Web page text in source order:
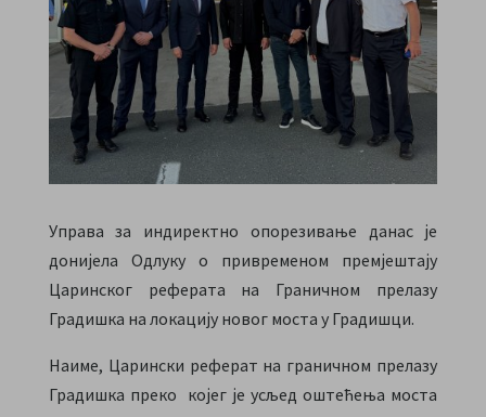
Управа за индиректно опорезивање данас је
донијела Одлуку о привременом премјештају
Царинског реферата на Граничном прелазу
Градишка на локацију новог моста у Градишци.
Наиме, Царински реферат на граничном прелазу
Градишка преко којег је усљед оштећења моста